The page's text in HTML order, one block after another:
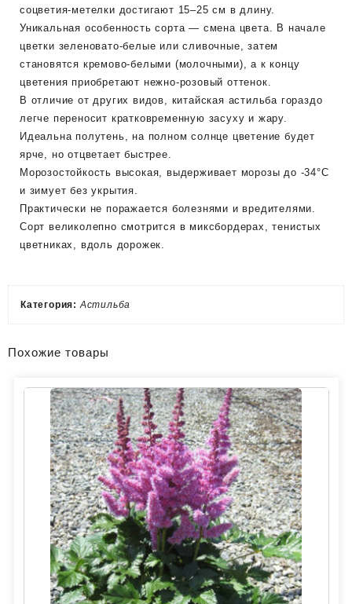
соцветия-метелки достигают 15–25 см в длину.
Уникальная особенность сорта — смена цвета. В начале
цветки зеленовато-белые или сливочные, затем
становятся кремово-белыми (молочными), а к концу
цветения приобретают нежно-розовый оттенок.
В отличие от других видов, китайская астильба гораздо
легче переносит кратковременную засуху и жару.
Идеальна полутень, на полном солнце цветение будет
ярче, но отцветает быстрее.
Морозостойкость высокая, выдерживает морозы до -34°C
и зимует без укрытия.
Практически не поражается болезнями и вредителями.
Сорт великолепно смотрится в миксбордерах, тенистых
цветниках, вдоль дорожек.
Категория: Астильба
Похожие товары